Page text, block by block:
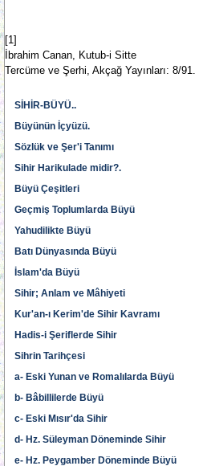
[1]
İbrahim Canan, Kutub-i Sitte
Tercüme ve Şerhi, Akçağ Yayınları: 8/91.
SİHİR-BÜYÜ..
Büyünün İçyüzü.
Sözlük ve Şer'i Tanımı
Sihir Harikulade midir?.
Büyü Çeşitleri
Geçmiş Toplumlarda Büyü
Yahudilikte Büyü
Batı Dünyasında Büyü
İslam'da Büyü
Sihir; Anlam ve Mâhiyeti
Kur'an-ı Kerim'de Sihir Kavramı
Hadis-i Şeriflerde Sihir
Sihrin Tarihçesi
a- Eski Yunan ve Romalılarda Büyü
b- Bâbillilerde Büyü
c- Eski Mısır'da Sihir
d- Hz. Süleyman Döneminde Sihir
e- Hz. Peygamber Döneminde Büyü